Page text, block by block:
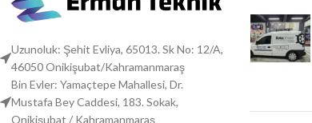
Uzunoluk: Şehit Evliya, 65013. Sk No: 12/A,
46050 Onikişubat/Kahramanmaraş
Bin Evler: Yamaçtepe Mahallesi, Dr.
Mustafa Bey Caddesi, 183. Sokak,
Onikişubat / Kahramanmaraş